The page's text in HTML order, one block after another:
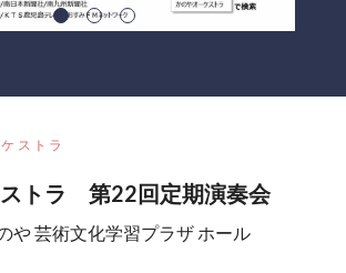
ストラ
トラ 第22回定期演奏会
や 芸術文化学習プラザ ホール